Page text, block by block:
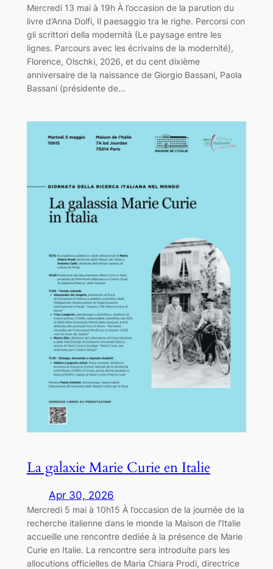
Mercredi 13 mai à 19h À l’occasion de la parution du
livre d’Anna Dolfi, Il paesaggio tra le righe. Percorsi con
gli scrittori della modernità (Le paysage entre les
lignes. Parcours avec les écrivains de la modernité),
Florence, Olschki, 2026, et du cent dixième
anniversaire de la naissance de Giorgio Bassani, Paola
Bassani (présidente de…
La galaxie Marie Curie en Italie
Apr 30, 2026
Mercredi 5 mai à 10h15 À l’occasion de la journée de la
recherche italienne dans le monde la Maison de l’Italie
accueille une rencontre dediée à la présence de Marie
Curie en Italie. La rencontre sera introduite pars les
allocutions officielles de Maria Chiara Prodi, directrice